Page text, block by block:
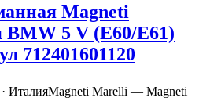
Magneti
5 V (E60/E61)
712401601120
ИталияMagneti Marelli — Magneti